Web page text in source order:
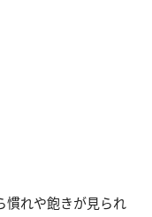
慣れや飽きが見られ